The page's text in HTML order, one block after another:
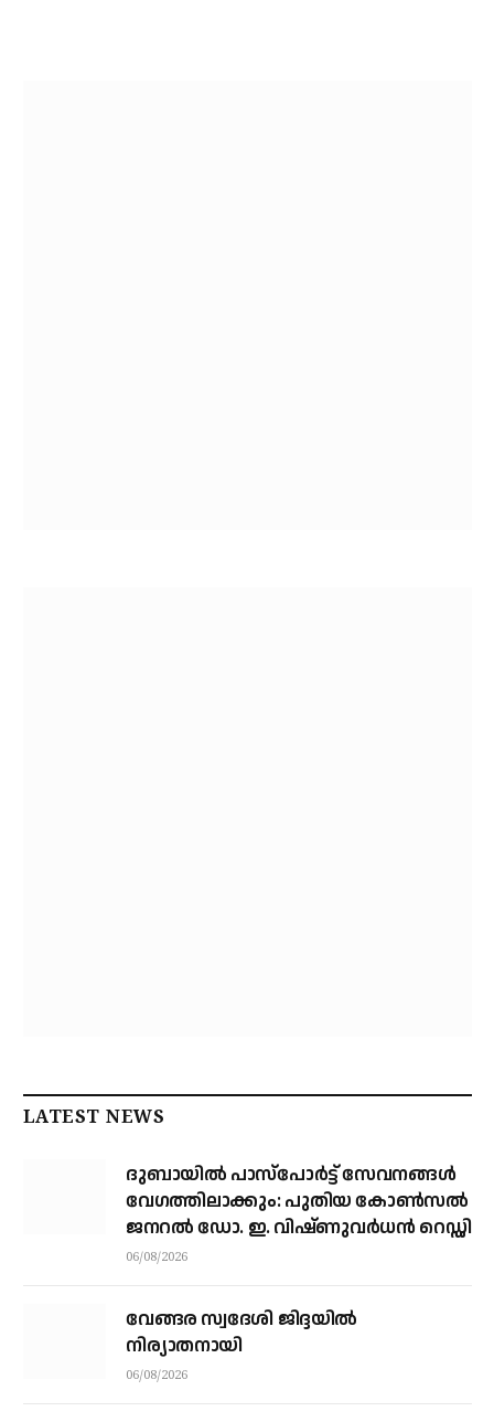
LATEST NEWS
ദുബായിൽ പാസ്‌പോർട്ട് സേവനങ്ങൾ
വേഗത്തിലാക്കും: പുതിയ കോൺസൽ
ജനറൽ ഡോ. ഇ. വിഷ്ണുവർധൻ റെഡ്ഡി
06/08/2026
വേങ്ങര സ്വദേശി ജിദ്ദയിൽ
നിര്യാതനായി
06/08/2026